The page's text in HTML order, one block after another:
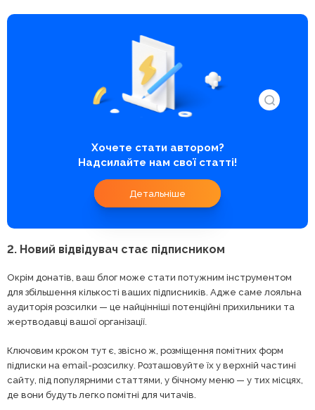
Хочете стати автором?
Надсилайте нам свої статті!
Детальніше
2. Новий відвідувач стає підписником
Окрім донатів, ваш блог може стати потужним інструментом
для збільшення кількості ваших підписників. Адже саме лояльна
аудиторія розсилки — це найцінніші потенційні прихильники та
жертводавці вашої організації.
Ключовим кроком тут є, звісно ж, розміщення помітних форм
підписки на email-розсилку. Розташовуйте їх у верхній частині
сайту, під популярними статтями, у бічному меню — у тих місцях,
де вони будуть легко помітні для читачів.